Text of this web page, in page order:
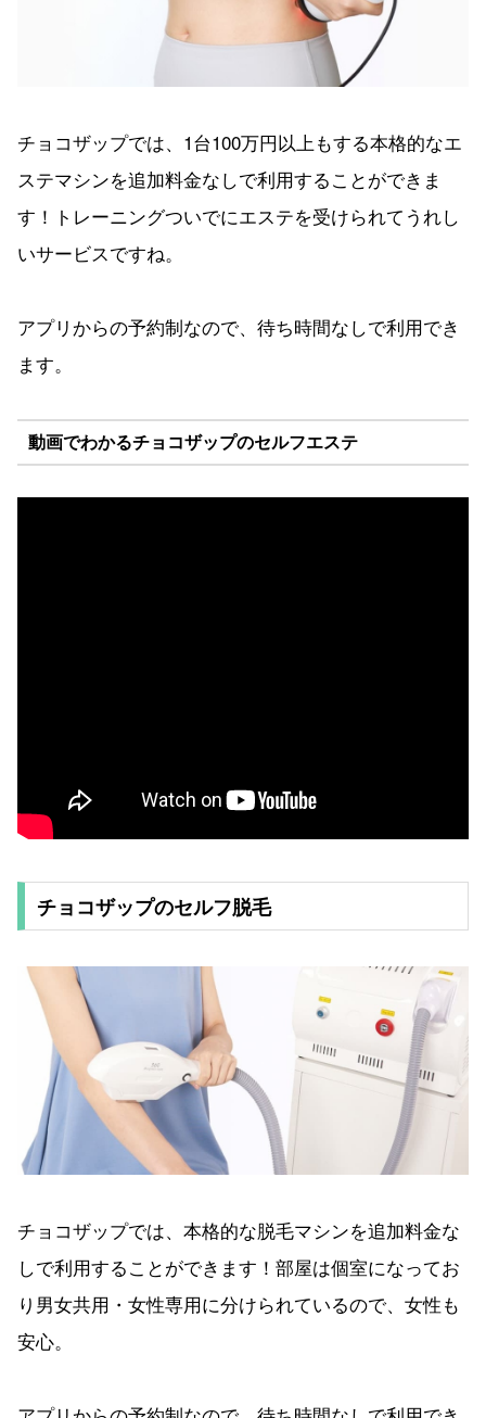
チョコザップでは、1台100万円以上もする本格的なエ
ステマシンを追加料金なしで利用することができま
す！トレーニングついでにエステを受けられてうれし
いサービスですね。
アプリからの予約制なので、待ち時間なしで利用でき
ます。
動画でわかるチョコザップのセルフエステ
チョコザップのセルフ脱毛
チョコザップでは、本格的な脱毛マシンを追加料金な
しで利用することができます！部屋は個室になってお
り男女共用・女性専用に分けられているので、女性も
安心。